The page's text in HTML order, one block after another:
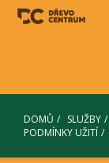
DOMŮ SLUŽBY
PODMÍNKY UŽITÍ